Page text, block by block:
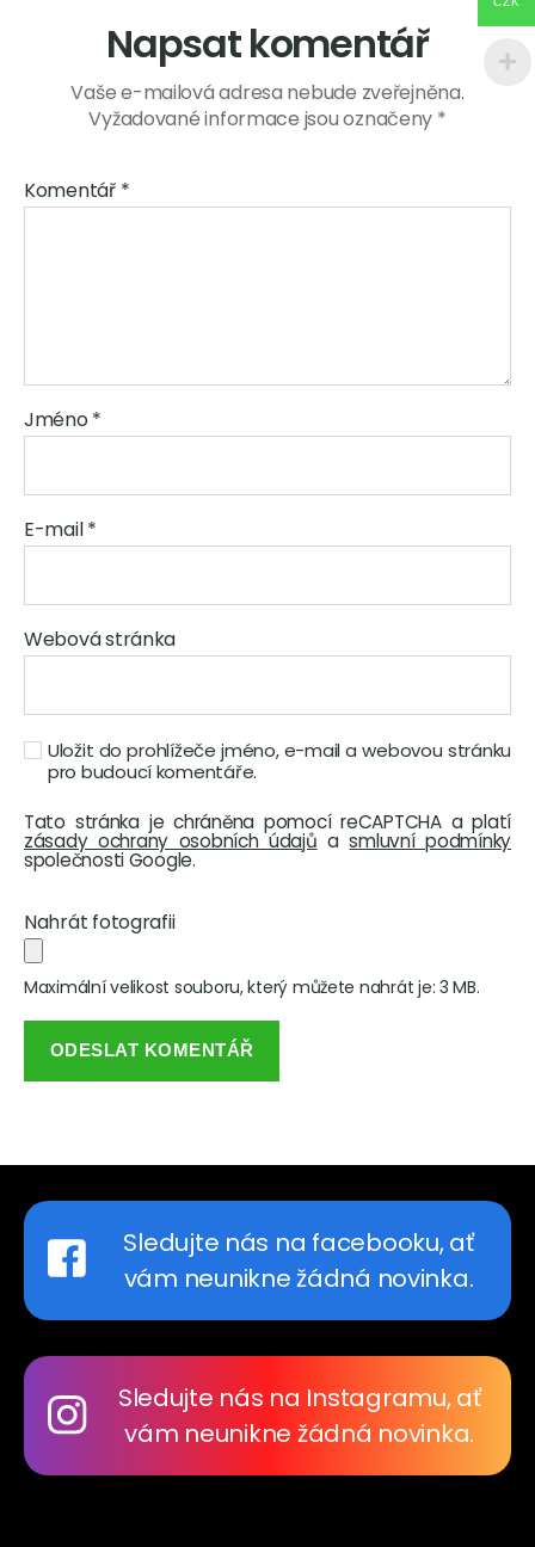
Napsat komentář
Vaše e-mailová adresa nebude zveřejněna.
Vyžadované informace jsou označeny *
Komentář *
Jméno*
E-mail*
Webová stránka
Uložit do prohlížeče jméno, e-mail a webovou stránku
pro budoucí komentáře.
Tato stránka je chráněna pomocí reCAPTCHA a platí
zásady ochrany osobních údajů asmluvní podmínky
společnosti Google.
Nahrát fotografii
Maximální velikost souboru, který můžete nahrát je: 3 MB.
Sledujte nás na facebooku, ať
vám neunikne žádná novinka.
Sledujte nás na Instagramu, ať
vám neunikne žádná novinka.